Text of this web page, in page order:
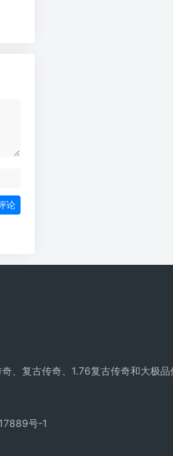
论
古传奇、1.76复古传奇和大极品
号-1